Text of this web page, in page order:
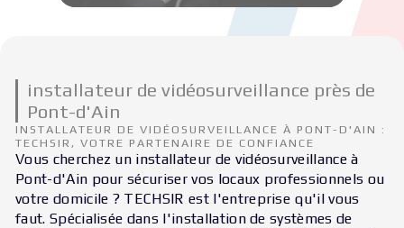
installateur de vidéosurveillance près de
Pont-d'Ain
INSTALLATEUR DE VIDÉOSURVEILLANCE À PONT-D'AIN :
TECHSIR, VOTRE PARTENAIRE DE CONFIANCE
Vous cherchez un installateur de vidéosurveillance à
Pont-d'Ain pour sécuriser vos locaux professionnels ou
votre domicile ? TECHSIR est l'entreprise qu'il vous
faut. Spécialisée dans l'installation de systèmes de